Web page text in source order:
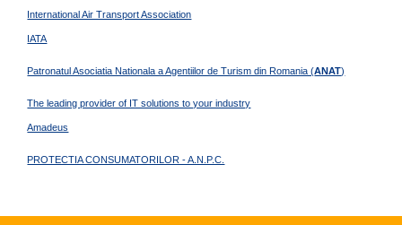
International Air Transport Association
IATA
Patronatul Asociatia Nationala a Agentiilor de Turism din Romania (ANAT)
The leading provider of IT solutions to your industry
Amadeus
PROTECTIA CONSUMATORILOR - A.N.P.C.